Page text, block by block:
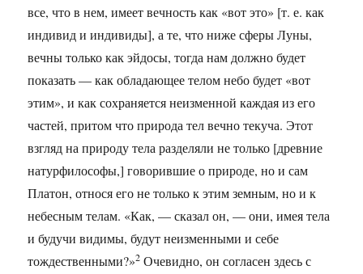
все, что в нем, имеет вечность как «вот это» [т. е. как
индивид и индивиды], а те, что ниже сферы Луны,
вечны только как эйдосы, тогда нам должно будет
показать — как обладающее телом небо будет «вот
этим», и как сохраняется неизменной каждая из его
частей, притом что природа тел вечно текуча. Этот
взгляд на природу тела разделяли не только [древние
натурфилософы,] говорившие о природе, но и сам
Платон, относя его не только к этим земным, но и к
небесным телам. «Как, — сказал он, — они, имея тела
и будучи видимы, будут неизменными и себе
тождественными?»2 Очевидно, он согласен здесь с